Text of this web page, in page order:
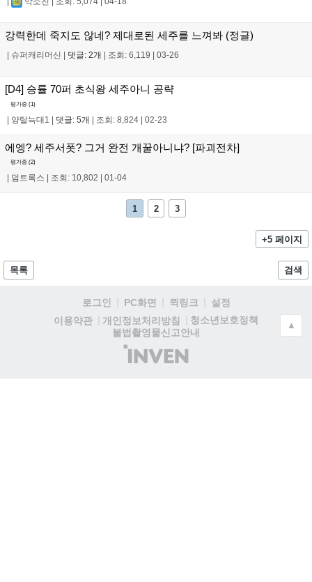
강력한데 죽지도 않네? 제대로된 세주를 느껴봐 (정글)
슈퍼캐리머신 댓글: 2개 조회: 6,119 03-26
[D4] 승률 70퍼 초식왕 세주아니 공략
평가중 (1)
| 양탈늑대1 | 댓글: 5개 | 조회: 8,824 | 02-23
에엥? 세주서폿? 그거 완전 개꿀아니냐? [파괴전차]
평가중 (2)
덤트록스 조회: 10,802 01-04
1 2 3
+5 페이지
목록 검색
로그인 PC화면 퀵링크
설정
이용약관
개인정보처리방침
청소년보호정책
불법촬영물신고안내
(주)
인
▲